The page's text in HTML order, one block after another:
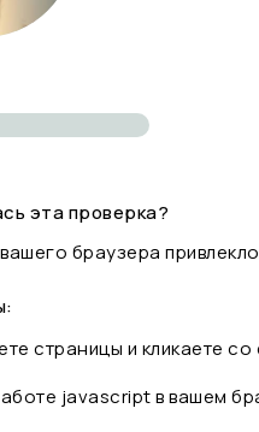
эта проверка?
браузера
страницы и кликаете
javascript в вашем